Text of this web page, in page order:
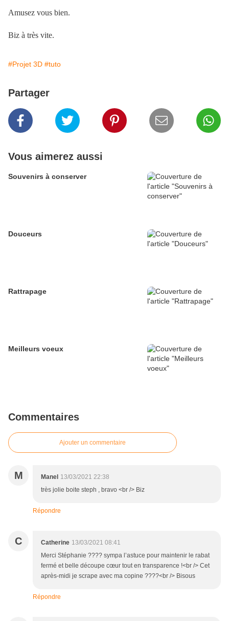
Amusez vous bien.
Biz à très vite.
#Projet 3D #tuto
Partager
Vous aimerez aussi
Souvenirs à conserver
Douceurs
Rattrapage
Meilleurs voeux
Commentaires
Ajouter un commentaire
M Manel 13/03/2021 22:38
très jolie boite steph , bravo <br /> Biz
Répondre
C Catherine 13/03/2021 08:41
Merci Stéphanie ???? sympa l’astuce pour maintenir le rabat
fermé et belle découpe cœur tout en transparence !<br /> Cet
après-midi je scrape avec ma copine ????<br /> Bisous
Répondre